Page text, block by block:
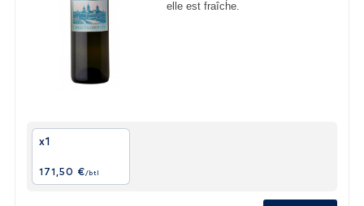
elle est fraîche.
x1
171,50 € /btl